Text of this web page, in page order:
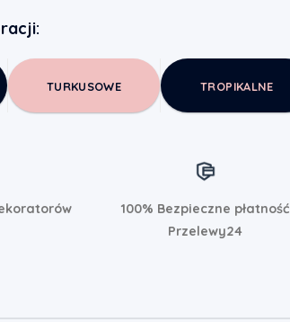
TURKUSOWE TROPIKALNE
100% Bezpieczne płatność
Przelewy24